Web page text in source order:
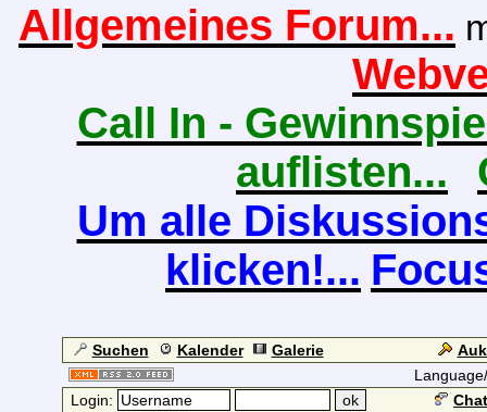
Allgemeines Forum...
Call In -
auflisten...
Um alle
klicken!...
Suchen Kalender Galerie
Login: